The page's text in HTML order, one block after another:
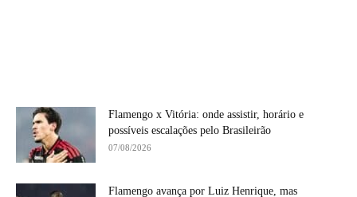
Flamengo x Vitória: onde assistir, horário e
possíveis escalações pelo Brasileirão
07/08/2026
Flamengo avança por Luiz Henrique, mas